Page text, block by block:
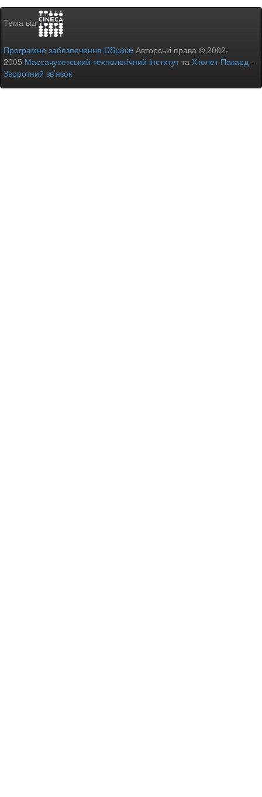
Тема від
Програмне забезпечення DSpace Авторські права © 2002-
2005 Массачусетський технологічний інститутта Х’юлет Пакард -
Зворотний зв’язок